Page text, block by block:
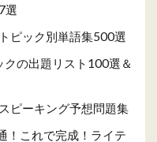
選
ピック別単語集500選
の出題リスト100選＆
ピーキング予想問題集
！これで完成！ライテ